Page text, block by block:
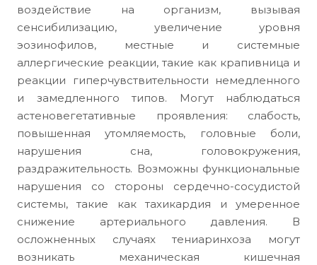
воздействие на организм, вызывая
сенсибилизацию, увеличение уровня
эозинофилов, местные и системные
аллергические реакции, такие как крапивница и
реакции гиперчувствительности немедленного
и замедленного типов. Могут наблюдаться
астеновегетативные проявления: слабость,
повышенная утомляемость, головные боли,
нарушения сна, головокружения,
раздражительность. Возможны функциональные
нарушения со стороны сердечно-сосудистой
системы, такие как тахикардия и умеренное
снижение артериального давления. В
осложненных случаях тениаринхоза могут
возникать механическая кишечная